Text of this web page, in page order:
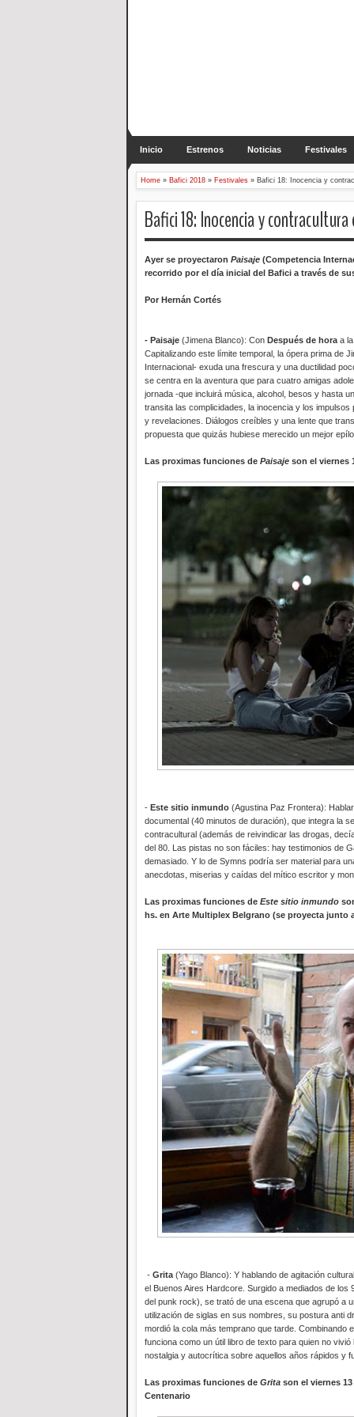
Inicio Estrenos Noticias Festivales
Home » Bafici 2018 » Festivales » Bafici 18: Inocencia y
Bafici 18: Inocencia y
Ayer se proyectaron Paisaje (Competencia
recorrido por el día inicial del Bafici a través de
Por Hernán Cortés
- Paisaje (Jimena Blanco): Con Después de hora a
Capitalizando este límite temporal, la ópera prima de
Internacional- exuda una frescura y una ductilidad
se centra en la aventura que para cuatro amigas
jornada -que incluirá música, alcohol, besos y hasta
transita las complicidades, la inocencia y los
y revelaciones. Diálogos creíbles y una lente que
propuesta que quizás hubiese merecido un mejor
Las proximas funciones de Paisaje son el viernes
- Este sitio inmundo (Agustina Paz Frontera):
documental (40 minutos de duración), que integra la
contracultural (además de reivindicar las drogas,
del 80. Las pistas no son fáciles: hay testimonios de
demasiado. Y lo de Symns podría ser material para
anecdotas, miserias y caídas del mítico escritor y
Las proximas funciones de Este sitio inmundo
hs. en Arte Multiplex Belgrano (se proyecta junto
- Grita (Yago Blanco): Y hablando de agitación
el Buenos Aires Hardcore. Surgido a mediados de
del punk rock), se trató de una escena que agrupó a
utilización de siglas en sus nombres, su postura anti
mordió la cola más temprano que tarde.
funciona como un útil libro de texto para quien no
nostalgia y autocrítica sobre aquellos años rápidos y
Las proximas funciones de Grita son el viernes
Centenario